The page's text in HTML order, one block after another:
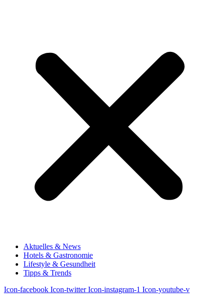
Aktuelles & News
Hotels & Gastronomie
Lifestyle & Gesundheit
Tipps & Trends
Icon-facebook Icon-twitter Icon-instagram-1 Icon-youtube-v